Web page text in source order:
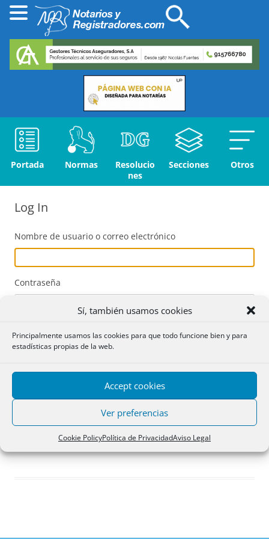
Sí, también usamos cookies
Principalmente usamos las cookies para que todo funcione bien y para
estadísticas propias de la web.
Accept cookies
Ver preferencias
Cookie PolicyPolítica de PrivacidadAviso Legal
Portada Normas
Resolucio
nes
Secciones Otros
Log In
Nombre de usuario o correo electrónico
Contraseña
Acceder
Registro
¿Has olvidado tu contraseña?